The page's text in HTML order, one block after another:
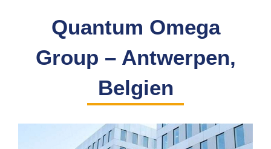
Quantum Omega
Group – Antwerpen,
Belgien